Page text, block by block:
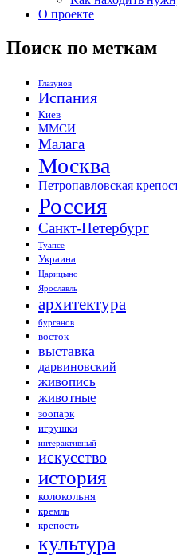
О проекте
Поиск по меткам
Глазунов
Испания
Киев
ММСИ
Малага
Москва
Петропавловская
Россия
Санкт-Петербург
Туапсе
Украина
Царицыно
Ярославль
архитектура
бурганов
восток
выставка
дарвиновский
живопись
животные
зоопарк
игрушки
интерактивный
искусство
история
колокольня
кремль
крепость
культура